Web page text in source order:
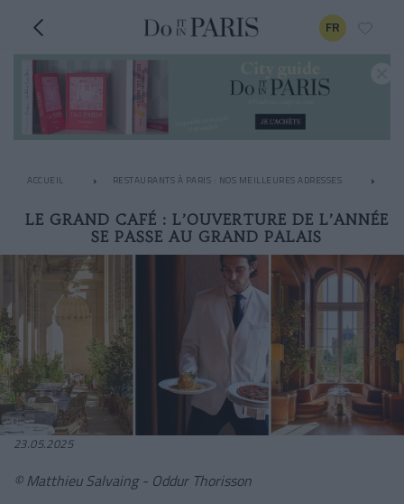
FR
ACCUEIL RESTAURANTS À PARIS : NOS MEILLEURES ADRESSES
LE GRAND CAFÉ : L’OUVERTURE DE L’ANNÉE
SE PASSE AU GRAND PALAIS
23.05.2025
© Matthieu Salvaing - Oddur Thorisson